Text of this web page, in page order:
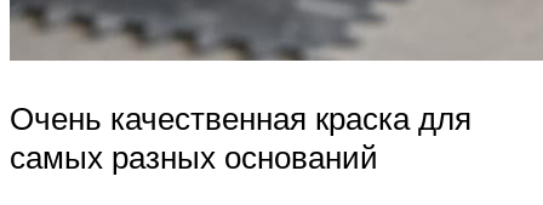
Очень качественная краска для
самых разных оснований